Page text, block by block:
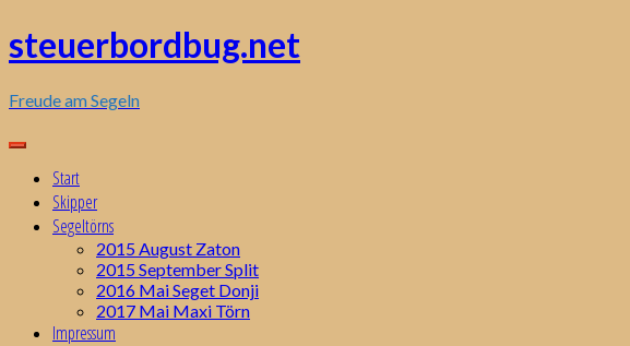
Zum
Inhalt
steuerbordbug.net
Freude am Segeln
Start
Skipper
Segeltörns
2015 August Zaton
2015 September Split
2016 Mai Seget Donji
2017 Mai Maxi Törn
Impressum